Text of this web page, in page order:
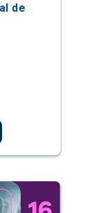
de